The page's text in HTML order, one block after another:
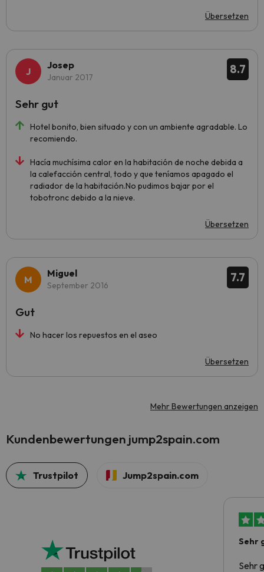
Übersetzen
8.7
Josep
Januar 2017
Hotel bonito, bien situado y con un ambiente agradable. Lo
recomiendo.
Hacía muchísima calor en la habitación de noche debida a
la calefacción central, todo y que teníamos apagado el
radiador de la habitación.No pudimos bajar por el
tobotronc debido a la nieve.
Übersetzen
Sehr gut
7.7
Miguel
September 2016
No hacer los repuestos en el aseo
Übersetzen
Gut
Mehr Bewertungen anzeigen
Kundenbewertungen jump2spain.com
Trustpilot Jump2spain.com
Sehr
Sehr